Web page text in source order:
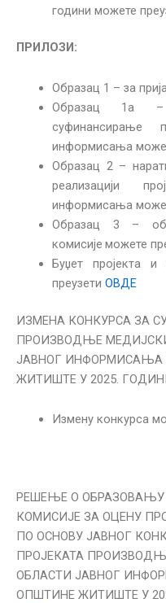
години можете
ПРИЛОЗИ:
Образац 1 – за
Образац 1a –
суфинансирање
информисања
Образац 2 –
реализацији
информисања
Образац 3 –
комисије можете
Буџет пројекта и
преузети ОВДЕ
ИЗМЕНА КОНКУРСА ЗА
ПРОИЗВОДЊЕ
JАВНОГ ИНФОРМИСАЊА
ЖИТИШТЕ У 2025.
Измену конкурса
РЕШЕЊЕ О
КОМИСИЈЕ ЗА ОЦЕНУ
ПО ОСНОВУ ЈАВНОГ
ПРОJЕКАТА
ОБЛАСТИ JАВНОГ
ОПШТИНЕ ЖИТИШТЕ У